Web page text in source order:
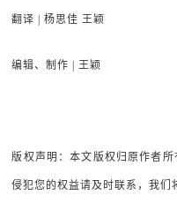
翻译 | 杨思佳 王颖
编辑、制作 | 王颖
版权声明：本文版权归原作者
侵犯您的权益请及时联系，我们